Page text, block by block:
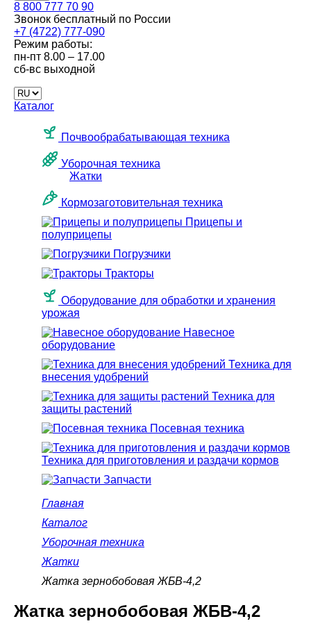
8 800 777 70 90
Звонок бесплатный по России
+7 (4722) 777-090
Режим работы:
пн-пт 8.00 – 17.00
сб-вс выходной
Каталог
Почвообрабатывающая техника
Уборочная техника
Жатки
Кормозаготовительная техника
Прицепы и
полуприцепы
Погрузчики
Тракторы
Оборудование для обработки и хранения
урожая
Навесное
оборудование
Техника для
внесения удобрений
Техника для
защиты растений
Посевная техника
Техника для приготовления и раздачи кормов
Запчасти
Главная
Каталог
Уборочная техника
Жатки
Жатка зернобобовая ЖБВ-4,2
Жатка зернобобовая ЖБВ-4,2